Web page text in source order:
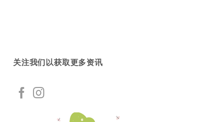
关注我们以获取更多资讯